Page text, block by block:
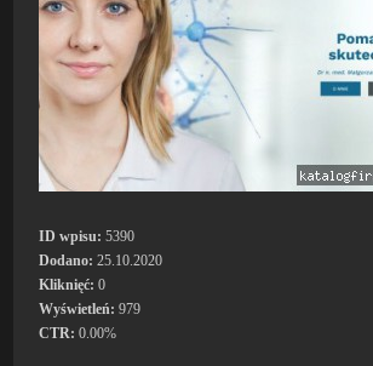
ID wpisu: 5390
Dodano: 25.10.2020
Kliknięć: 0
Wyświetleń: 979
CTR: 0.00%